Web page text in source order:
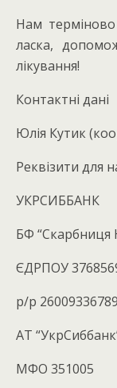
Нам терміново
ласка,
лікування!
Контактні дані
Юлія Кутик
Реквізити для
УКРСИББАНК
БФ “Скарбниця
ЄДРПОУ
р/р
АТ
МФО 351005